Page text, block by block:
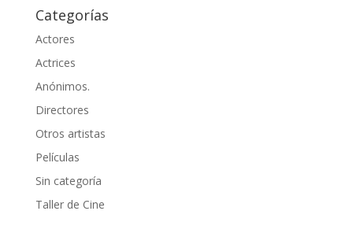
Categorías
Actores
Actrices
Anónimos.
Directores
Otros artistas
Películas
Sin categoría
Taller de Cine